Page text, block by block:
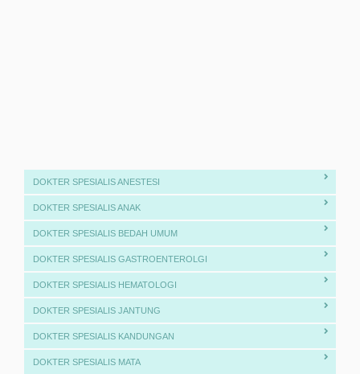
DOKTER SPESIALIS ANESTESI
DOKTER SPESIALIS ANAK
DOKTER SPESIALIS BEDAH UMUM
DOKTER SPESIALIS GASTROENTEROLGI
DOKTER SPESIALIS HEMATOLOGI
DOKTER SPESIALIS JANTUNG
DOKTER SPESIALIS KANDUNGAN
DOKTER SPESIALIS MATA